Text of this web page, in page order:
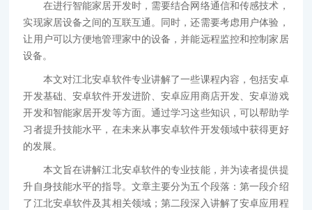
在进行智能家居开发时，需要结合网络通信和传感技术，
实现家居设备之间的互联互通。同时，还需要考虑用户体验，
让用户可以方便地管理家中的设备，并能远程监控和控制家居
设备。
本文对江北安卓软件专业讲解了一些课程内容，包括安卓
开发基础、安卓软件开发进阶、安卓应用商店开发、安卓游戏
开发和智能家居开发等方面。通过学习这些知识，可以帮助学
习者提升技能水平，在未来从事安卓软件开发领域中获得更好
的发展。
本文旨在讲解江北安卓软件的专业技能，并为读者提供提
升自身技能水平的指导。文章主要分为五个段落：第一段介绍
了江北安卓软件及其相关领域；第二段深入讲解了安卓应用程